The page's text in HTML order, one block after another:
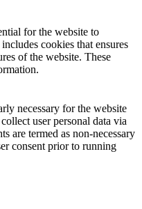
for the website to
cookies that ensures
of the website. These
necessary for the website
user personal data via
are termed as non-necessary
consent prior to running